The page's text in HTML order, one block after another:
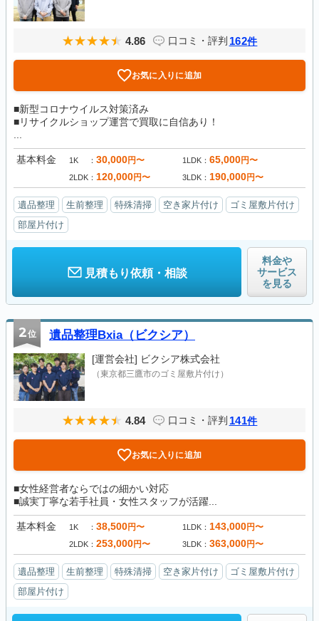
4.86 口コミ・評判 162件
お気に入りに追加
■新型コロナウイルス対策済み
■リサイクルショップ運営で買取に自信あり！
基本料金 1K 30,000円〜 1LDK 65,000円〜
2LDK 120,000円〜 3LDK 190,000円〜
遺品整理 生前整理 特殊清掃 空き家片付け
ゴミ屋敷片付け
部屋片付け
見積もり依頼・相談
料金や
サービス
を見る
2位 遺品整理Bxia（ビクシア）
[運営会社] ビクシア株式会社
（東京都三鷹市のゴミ屋敷片付け）
4.84 口コミ・評判 141件
お気に入りに追加
■女性経営者ならではの細かい対応
■誠実丁寧な若手社員・女性スタッフが活躍...
基本料金 1K 38,500円〜 1LDK 143,000円〜
2LDK 253,000円〜 3LDK 363,000円〜
遺品整理 生前整理 特殊清掃 空き家片付け
ゴミ屋敷片付け
部屋片付け